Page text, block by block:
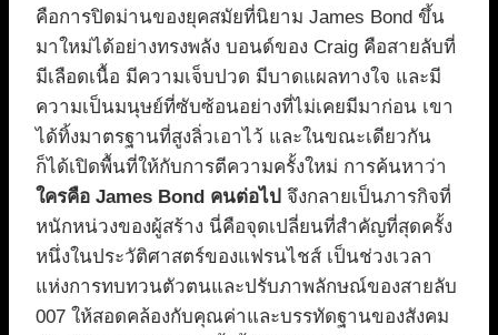
คือการปิดม่านของยุคสมัยที่นิยาม James Bond ขึ้น
มาใหม่ได้อย่างทรงพลัง บอนด์ของ Craig คือสายลับที่
มีเลือดเนื้อ มีความเจ็บปวด มีบาดแผลทางใจ และมี
ความเป็นมนุษย์ที่ซับซ้อนอย่างที่ไม่เคยมีมาก่อน เขา
ได้ทิ้งมาตรฐานที่สูงลิ่วเอาไว้ และในขณะเดียวกัน
ก็ได้เปิดพื้นที่ให้กับการตีความครั้งใหม่ การค้นหาว่า
ใครคือ James Bond คนต่อไป จึงกลายเป็นภารกิจที่
หนักหน่วงของผู้สร้าง นี่คือจุดเปลี่ยนที่สำคัญที่สุดครั้ง
หนึ่งในประวัติศาสตร์ของแฟรนไชส์ เป็นช่วงเวลา
แห่งการทบทวนตัวตนและปรับภาพลักษณ์ของสายลับ
007 ให้สอดคล้องกับคุณค่าและบรรทัดฐานของสังคม